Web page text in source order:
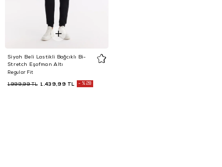
Siyah Beli Lastikli Bağcıklı Bi-
Stretch Eşofman Altı
Regular Fit
1.439,99 TL
1.999,99 TL %28